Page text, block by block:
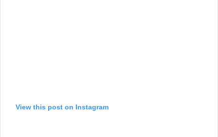
View this post on Instagram